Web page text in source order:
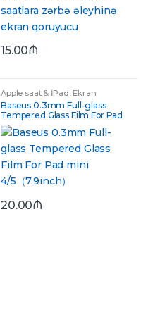
15.00₼
Apple saat & İPad Ekran
Qoruyucular
Baseus 0.3mm Full-glass
Tempered Glass Film For Pad
mini 4/5（7.9inch）
20.00₼